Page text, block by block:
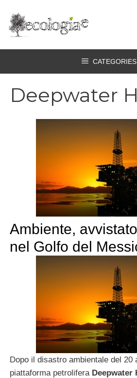
contenuto
CATEGORIES
Deepwater
Ambiente,
nel Golfo del
Dopo il disastro ambientale del 20
piattaforma petrolifera Deepwater